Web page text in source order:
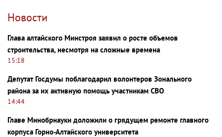
Новости
Глава алтайского Минстроя заявил о росте объемов
строительства, несмотря на сложные времена
15:18
Депутат Госдумы поблагодарил волонтеров Зонального
района за их активную помощь участникам СВО
14:44
Главе Минобрнауки доложили о грядущем ремонте главного
корпуса Горно-Алтайского университета